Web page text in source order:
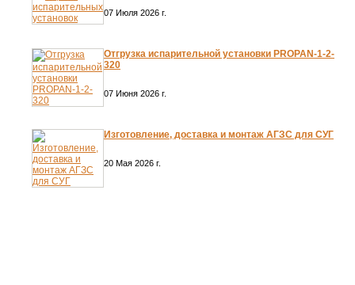
07 Июля 2026 г.
Отгрузка испарительной установки PROPAN-1-2-
320
07 Июня 2026 г.
Изготовление, доставка и монтаж АГЗС для СУГ
20 Мая 2026 г.